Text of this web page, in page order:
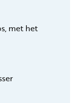
met het